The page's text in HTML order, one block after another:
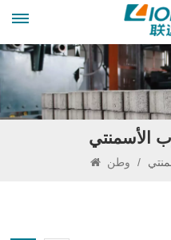
الأسمنتي
/